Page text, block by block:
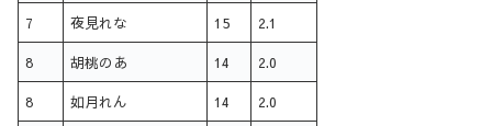
7 夜見れな 15 2.1
8 胡桃のあ 14 2.0
8 如月れん 14 2.0